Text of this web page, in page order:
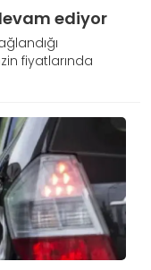
ediyor
fiyatlarında